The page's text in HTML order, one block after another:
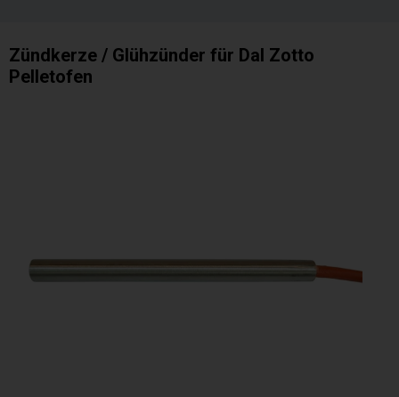
Zündkerze / Glühzünder für Dal Zotto
Pelletofen